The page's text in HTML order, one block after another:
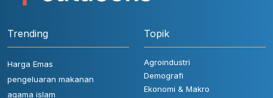
Trending
Harga Emas
pengeluaran makanan
agama islam
Topik
Agroindustri
Demografi
Ekonomi & Makro